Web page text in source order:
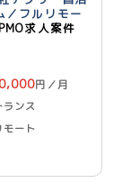
／フルリモー
求人案件
円／月
ランス
モート